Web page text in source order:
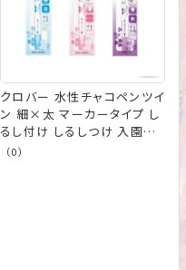
クロバー 水性チャコペンツイ
ン 細×太 マーカータイプ し
るし付け しるしつけ 入園入
学/通園通学 clv ネコポス可
（0）